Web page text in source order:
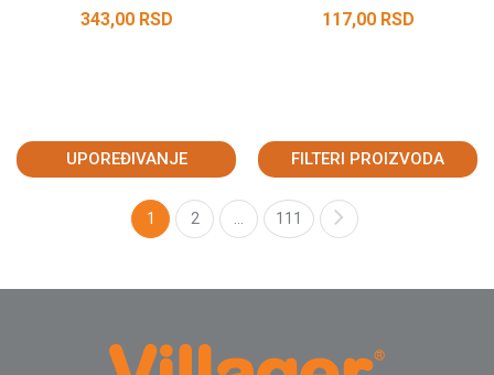
343,00 RSD 117,00 RSD
UPOREĐIVANJE FILTERI PROIZVODA
1 2 111